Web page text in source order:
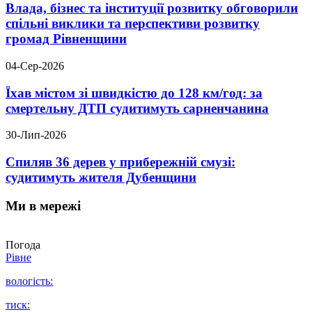
Влада, бізнес та інституції розвитку обговорили
спільні виклики та перспективи розвитку
громад Рівненщини
04-Сер-2026
Їхав містом зі швидкістю до 128 км/год: за
смертельну ДТП судитимуть сарненчанина
30-Лип-2026
Спиляв 36 дерев у прибережній смузі:
судитимуть жителя Дубенщини
Ми в мережі
Погода
Рівне
вологість:
тиск: